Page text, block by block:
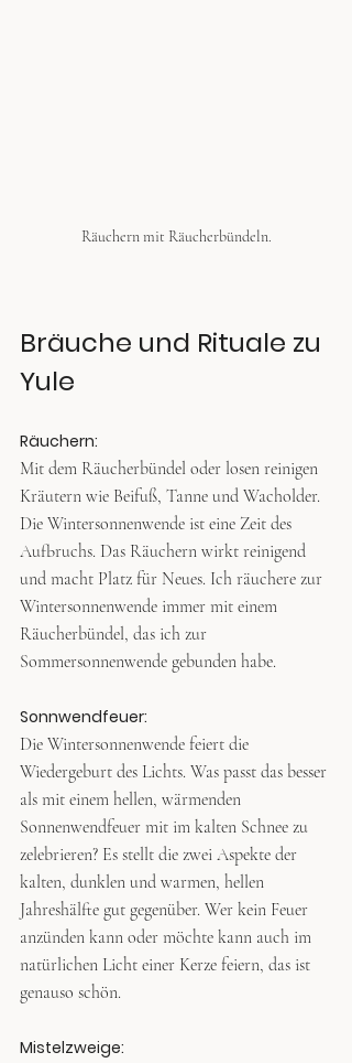
Räuchern mit Räucherbündeln.
Bräuche und Rituale zu
Yule
Räuchern:
Mit dem Räucherbündel oder losen reinigen
Kräutern wie Beifuß, Tanne und Wacholder.
Die Wintersonnenwende ist eine Zeit des
Aufbruchs. Das Räuchern wirkt reinigend
und macht Platz für Neues. Ich räuchere zur
Wintersonnenwende immer mit einem
Räucherbündel, das ich zur
Sommersonnenwende gebunden habe.
Sonnwendfeuer:
Die Wintersonnenwende feiert die
Wiedergeburt des Lichts. Was passt das besser
als mit einem hellen, wärmenden
Sonnenwendfeuer mit im kalten Schnee zu
zelebrieren? Es stellt die zwei Aspekte der
kalten, dunklen und warmen, hellen
Jahreshälfte gut gegenüber. Wer kein Feuer
anzünden kann oder möchte kann auch im
natürlichen Licht einer Kerze feiern, das ist
genauso schön.
Mistelzweige: